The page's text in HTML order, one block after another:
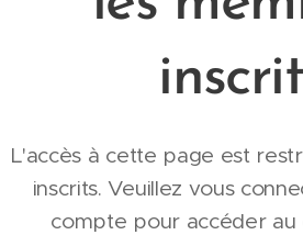
L'accès à cette page est
inscrits. Veuillez vous
compte pour accéder au